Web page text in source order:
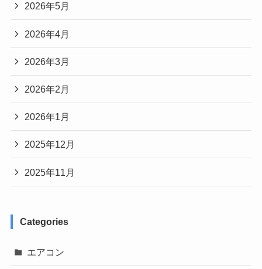
2026年5月
2026年4月
2026年3月
2026年2月
2026年1月
2025年12月
2025年11月
Categories
エアコン